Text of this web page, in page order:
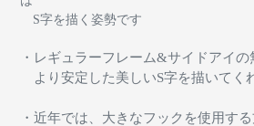
S字を描く姿勢です
・レギュラーフレーム&サイドアイの
より安定した美しいS字を描いてく
・近年では、大きなフックを使用す